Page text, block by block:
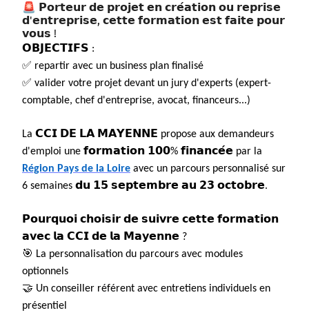
🚨 𝗣𝗼𝗿𝘁𝗲𝘂𝗿 𝗱𝗲 𝗽𝗿𝗼𝗷𝗲𝘁 𝗲𝗻 𝗰𝗿𝗲́𝗮𝘁𝗶𝗼𝗻 𝗼𝘂 𝗿𝗲𝗽𝗿𝗶𝘀𝗲
𝗱'𝗲𝗻𝘁𝗿𝗲𝗽𝗿𝗶𝘀𝗲, 𝗰𝗲𝘁𝘁𝗲 𝗳𝗼𝗿𝗺𝗮𝘁𝗶𝗼𝗻 𝗲𝘀𝘁 𝗳𝗮𝗶𝘁𝗲 𝗽𝗼𝘂𝗿
𝘃𝗼𝘂𝘀 !
𝗢𝗕𝗝𝗘𝗖𝗧𝗜𝗙𝗦 :
✅ repartir avec un business plan finalisé
✅ valider votre projet devant un jury d'experts (expert-
comptable, chef d'entreprise, avocat, financeurs...)
La 𝗖𝗖𝗜 𝗗𝗘 𝗟𝗔 𝗠𝗔𝗬𝗘𝗡𝗡𝗘 propose aux demandeurs
d'emploi une 𝗳𝗼𝗿𝗺𝗮𝘁𝗶𝗼𝗻 𝟭𝟬𝟬% 𝗳𝗶𝗻𝗮𝗻𝗰𝗲́𝗲 par la
Région Pays de la Loire avec un parcours personnalisé sur
6 semaines 𝗱𝘂 𝟭𝟱 𝘀𝗲𝗽𝘁𝗲𝗺𝗯𝗿𝗲 𝗮𝘂 𝟮𝟯 𝗼𝗰𝘁𝗼𝗯𝗿𝗲.
𝗣𝗼𝘂𝗿𝗾𝘂𝗼𝗶 𝗰𝗵𝗼𝗶𝘀𝗶𝗿 𝗱𝗲 𝘀𝘂𝗶𝘃𝗿𝗲 𝗰𝗲𝘁𝘁𝗲 𝗳𝗼𝗿𝗺𝗮𝘁𝗶𝗼𝗻
𝗮𝘃𝗲𝗰 𝗹𝗮 𝗖𝗖𝗜 𝗱𝗲 𝗹𝗮 𝗠𝗮𝘆𝗲𝗻𝗻𝗲 ?
🎯 La personnalisation du parcours avec modules
optionnels
🤝 Un conseiller référent avec entretiens individuels en
présentiel